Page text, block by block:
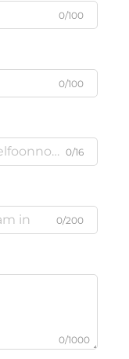
0/100
0/100
0/16
0/200
0/1000